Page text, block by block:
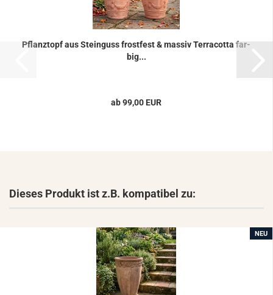
Pflanz­topf aus Stein­guss frost­fest & mas­siv Ter­ra­cot­ta far­
big...
ab 99,00 EUR
Dieses Produkt ist z.B. kompatibel zu:
NEU